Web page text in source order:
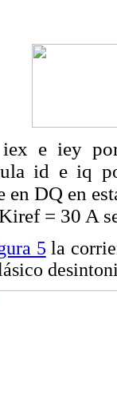
e iey
id e iq
en DQ en
= 30 A
5 la